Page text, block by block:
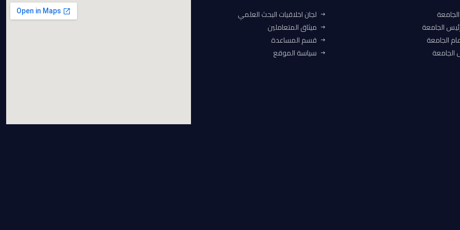
الجامعة
الجامعة
لجان اخلاقيات البحث العلمي
ميثاق المتعاملين
قسم المساعدة
سياسة الموقع